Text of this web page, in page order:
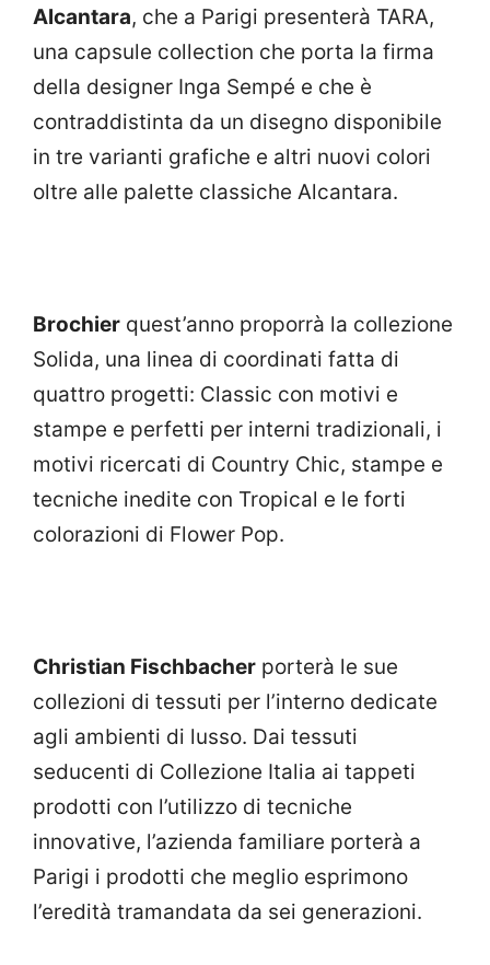
Alcantara, che a Parigi presenterà TARA,
una capsule collection che porta la firma
della designer Inga Sempé e che è
contraddistinta da un disegno disponibile
in tre varianti grafiche e altri nuovi colori
oltre alle palette classiche Alcantara.
Brochier quest’anno proporrà la collezione
Solida, una linea di coordinati fatta di
quattro progetti: Classic con motivi e
stampe e perfetti per interni tradizionali, i
motivi ricercati di Country Chic, stampe e
tecniche inedite con Tropical e le forti
colorazioni di Flower Pop.
Christian Fischbacher porterà le sue
collezioni di tessuti per l’interno dedicate
agli ambienti di lusso. Dai tessuti
seducenti di Collezione Italia ai tappeti
prodotti con l’utilizzo di tecniche
innovative, l’azienda familiare porterà a
Parigi i prodotti che meglio esprimono
l’eredità tramandata da sei generazioni.